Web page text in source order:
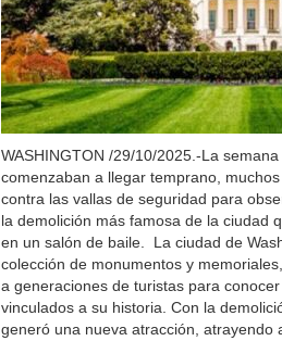
WASHINGTON /29/10/2025.-La
comenzaban a llegar temprano,
contra las vallas de seguridad para
la demolición más famosa de la ciudad
en un salón de baile. La ciudad de
colección de monumentos y
a generaciones de turistas para
vinculados a su historia. Con la
generó una nueva atracción, atrayendo